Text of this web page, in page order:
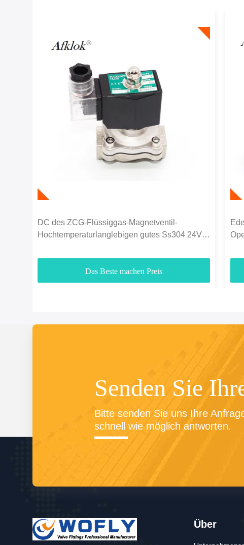
DC des ZCG-Flüssiggas-Magnetventil-
Hochtemperaturlanglebigen gutes Ss304 24V
Das Beste machen Preis
Senden Sie
Bitte senden Sie uns Ihre
schnell wie möglich antworten.
Über